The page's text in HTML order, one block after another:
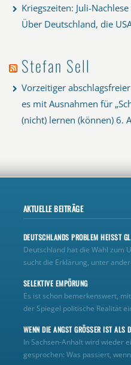
Kriegszeiten: Juli-Nachlese
Über Deutschland, die
Stefan Sell
Vorzeitiger
es mit Ausnahmen für
(nicht) lernen (können) 6.
AKTUELLE BEITRÄGE
DEUTSCHLANDS PROBLEM HEISST
Deutschland hat die Wahl zum
sucht die Erklärung, unter
SELEKTIVE EMPÖRUNG
Es ist schon bemerkenswert,
der Spiegel politische Realität
WENN DIE ANGST GRÖSSER IST ALS
In Sachsen-Anhalt wird wieder
gesprochen: Was passiert,